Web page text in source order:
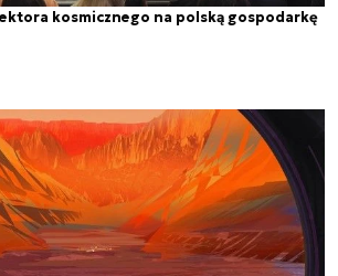
kosmicznego na polską gospodarkę